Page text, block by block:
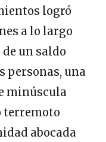
logró
a lo largo
un saldo
personas, una
minúscula
terremoto
abocada